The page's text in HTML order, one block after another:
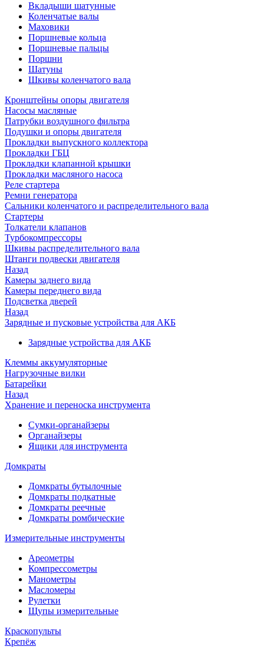
Вкладыши шатунные
Коленчатые валы
Маховики
Поршневые кольца
Поршневые пальцы
Поршни
Шатуны
Шкивы коленчатого вала
Кронштейны опоры двигателя
Насосы масляные
Патрубки воздушного фильтра
Подушки и опоры двигателя
Прокладки выпускного коллектора
Прокладки ГБЦ
Прокладки клапанной крышки
Прокладки масляного насоса
Реле стартера
Ремни генератора
Сальники коленчатого и распределительного вала
Стартеры
Толкатели клапанов
Турбокомпрессоры
Шкивы распределительного вала
Штанги подвески двигателя
Назад
Камеры заднего вида
Камеры переднего вида
Подсветка дверей
Назад
Зарядные и пусковые устройства для АКБ
Зарядные устройства для АКБ
Клеммы аккумуляторные
Нагрузочные вилки
Батарейки
Назад
Хранение и переноска инструмента
Сумки-органайзеры
Органайзеры
Ящики для инструмента
Домкраты
Домкраты бутылочные
Домкраты подкатные
Домкраты реечные
Домкраты ромбические
Измерительные инструменты
Ареометры
Компрессометры
Манометры
Масломеры
Рулетки
Щупы измерительные
Краскопульты
Крепёж